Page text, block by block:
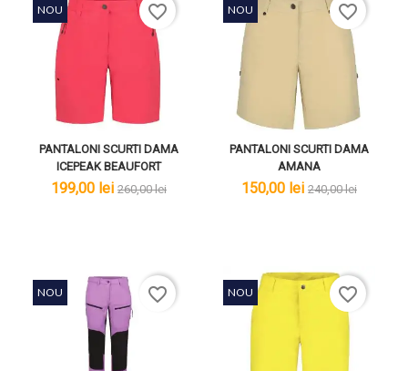
PANTALONI SCURTI DAMA
ICEPEAK BEAUFORT
lei
199,00 lei lei
260,00 lei
NOU favorite_border
PANTALONI SCURTI DAMA
AMANA
lei
150,00 lei lei
240,00 lei
NOU favorite_border
NOU favorite_border NOU favorite_border